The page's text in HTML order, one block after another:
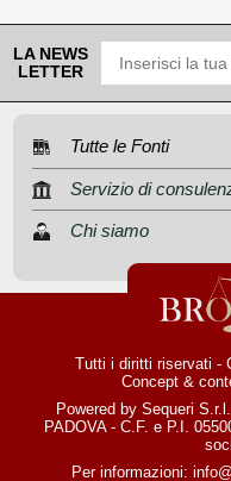
LA NEWS
LETTER
Tutte le Fonti
Servizio di
Chi siamo
Tutti i diritti riservati -
Concept &
Powered by Sequeri
PADOVA - C.F. e P.I.
Per informazioni: